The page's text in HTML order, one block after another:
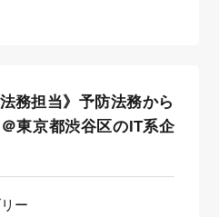
務担当》予防法務から
東京都渋谷区のIT系企
ー